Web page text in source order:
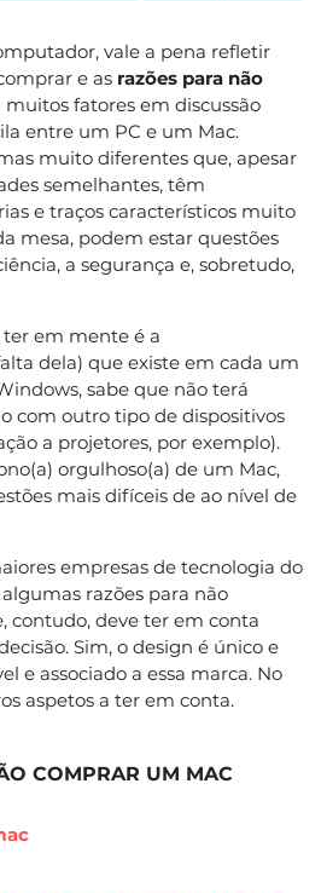
vale a pena refletir
e as razões para não
muitos fatores em discussão
entre um PC e um Mac.
muito diferentes que, apesar
semelhantes, têm
e traços característicos muito
mesa, podem estar questões
a segurança e, sobretudo,
em mente é a
dela) que existe em cada um
sabe que não terá
com outro tipo de dispositivos
a projetores, por exemplo).
orgulhoso(a) de um Mac,
mais difíceis de ao nível de
empresas de tecnologia do
razões para não
contudo, deve ter em conta
Sim, o design é único e
e associado a essa marca. No
aspetos a ter em conta.
COMPRAR UM MAC